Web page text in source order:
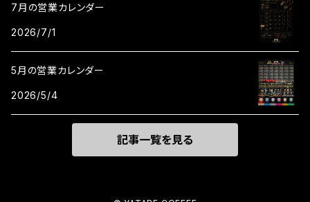
7月の営業カレンダー
2026/7/1
5月の営業カレンダー
2026/5/4
記事一覧を見る